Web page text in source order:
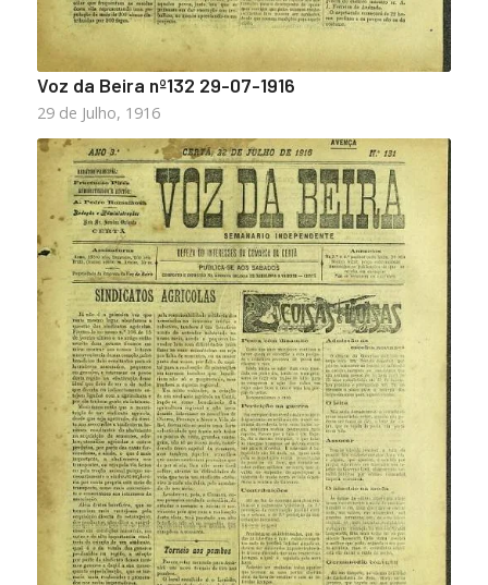
Voz da Beira nº132 29-07-1916
29 de Julho, 1916